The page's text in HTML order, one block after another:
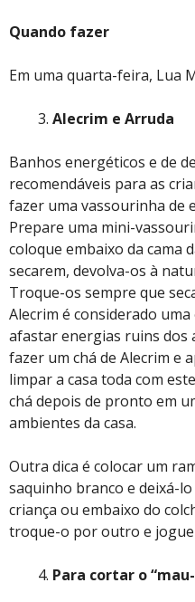
Quando fazer
Em uma quarta-feira, Lua
Alecrim e Arruda
Banhos energéticos e de
recomendáveis para as
fazer uma vassourinha de
Prepare uma mini-
coloque embaixo da cama
secarem, devolva-os à
Troque-os sempre que
Alecrim é considerado
afastar energias ruins dos
fazer um chá de Alecrim e
limpar a casa toda com
chá depois de pronto em
ambientes da casa.
Outra dica é colocar um
saquinho branco e deixá-
criança ou embaixo do
troque-o por outro e jogue
Para cortar o